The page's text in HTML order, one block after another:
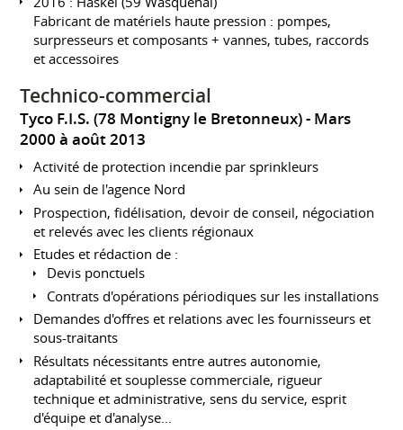
Fabricant de matériels haute pression : pompes,
surpresseurs et composants + vannes, tubes, raccords
et accessoires
Technico-commercial
Tyco F.I.S. (78 Montigny le Bretonneux)
Mars
2000 à août 2013
Activité de protection incendie par sprinkleurs
Au sein de l'agence Nord
Prospection, fidélisation, devoir de conseil, négociation
et relevés avec les clients régionaux
Etudes et rédaction de :
Devis ponctuels
Contrats d'opérations périodiques sur les installations
Demandes d'offres et relations avec les fournisseurs et
sous-traitants
Résultats nécessitants entre autres autonomie,
adaptabilité et souplesse commerciale, rigueur
technique et administrative, sens du service, esprit
d'équipe et d'analyse...